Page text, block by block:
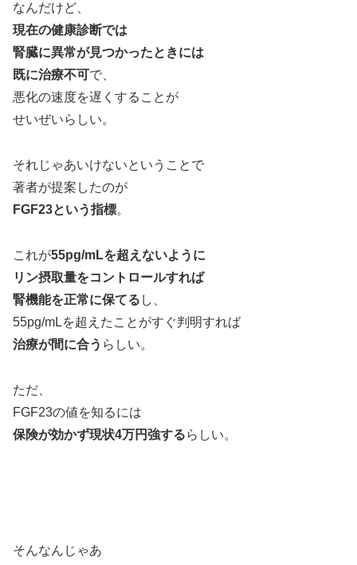
なんだけど、
現在の健康診断では
腎臓に異常が見つかったときには
既に治療不可で、
悪化の速度を遅くすることが
せいぜいらしい。
それじゃあいけないということで
著者が提案したのが
FGF23という指標。
これが55pg/mLを超えないように
リン摂取量をコントロールすれば
腎機能を正常に保てる し、
55pg/mLを超えたことがすぐ判明すれば
治療が間に合う らしい。
ただ、
FGF23の値を知るには
保険が効かず現状4万円強するらしい。
そんなんじゃあ